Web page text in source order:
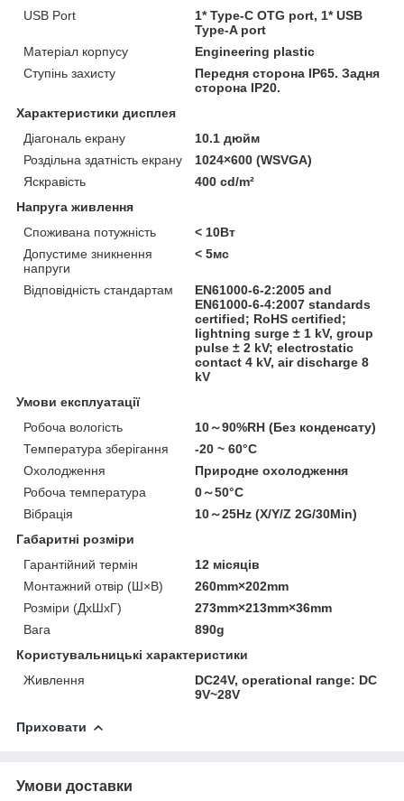
USB Port
1* Type-C OTG port, 1* USB
Type-A port
Матеріал корпусу
Engineering plastic
Ступінь захисту
Передня сторона IP65. Задня
сторона IP20.
Характеристики дисплея
Діагональ екрану
10.1 дюйм
Роздільна здатність екрану
1024×600 (WSVGA)
Яскравість
400 cd/m²
Напруга живлення
Споживана потужність
< 10Вт
Допустиме зникнення
напруги
< 5мс
Відповідність стандартам
EN61000-6-2:2005 and
EN61000-6-4:2007 standards
certified; RoHS certified;
lightning surge ± 1 kV, group
pulse ± 2 kV; electrostatic
contact 4 kV, air discharge 8
kV
Умови експлуатації
Робоча вологість
10～90%RH (Без конденсату)
Температура зберігання
-20 ~ 60°C
Охолодження
Природне охолодження
Робоча температура
0～50°C
Вібрація
10～25Hz (X/Y/Z 2G/30Min)
Габаритні розміри
Гарантійний термін
12 місяців
Монтажний отвір (Ш×В)
260mm×202mm
Розміри (ДхШхГ)
273mm×213mm×36mm
Вага
890g
Користувальницькі характеристики
Живлення
DC24V, operational range: DC
9V~28V
Приховати
Умови доставки